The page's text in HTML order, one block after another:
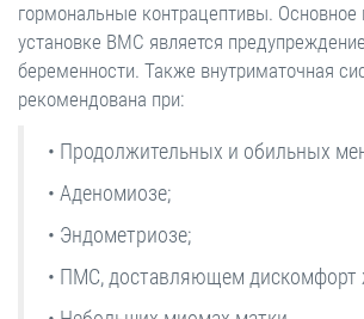
гормональные контрацептивы. Основное
установке ВМС является
беременности. Также внутриматочная
рекомендована при:
• Продолжительных и обильных
• Аденомиозе;
• Эндометриозе;
• ПМС, доставляющем дискомфорт